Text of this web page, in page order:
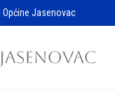
Jasenovac